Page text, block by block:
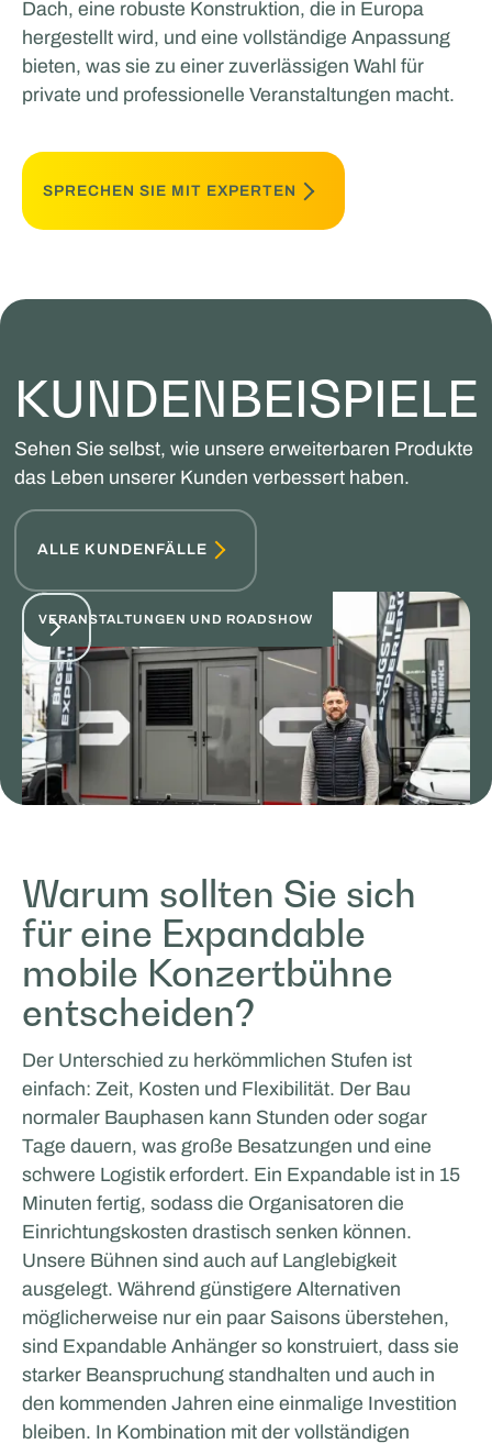
Dach, eine robuste Konstruktion, die in Europa
hergestellt wird, und eine vollständige Anpassung
bieten, was sie zu einer zuverlässigen Wahl für
private und professionelle Veranstaltungen macht.
SPRECHEN SIE MIT EXPERTEN
KUNDENBEISPIELE
Sehen Sie selbst, wie unsere erweiterbaren Produkte
das Leben unserer Kunden verbessert haben.
ALLE KUNDENFÄLLE
VERANSTALTUNGEN UND ROADSHOW
Choup's - Roadshow Expert
VERANSTALTUNGEN UND ROADSHOW
Eurotech Sports & Events
FILM- UND PRODUKTIONSUNTERSTÜTZUNG
Warum sollten Sie sich
für eine Expandable
mobile Konzertbühne
entscheiden?
Der Unterschied zu herkömmlichen Stufen ist
einfach: Zeit, Kosten und Flexibilität. Der Bau
normaler Bauphasen kann Stunden oder sogar
Tage dauern, was große Besatzungen und eine
schwere Logistik erfordert. Ein Expandable ist in 15
Minuten fertig, sodass die Organisatoren die
Einrichtungskosten drastisch senken können.
Unsere Bühnen sind auch auf Langlebigkeit
ausgelegt. Während günstigere Alternativen
möglicherweise nur ein paar Saisons überstehen,
sind Expandable Anhänger so konstruiert, dass sie
starker Beanspruchung standhalten und auch in
den kommenden Jahren eine einmalige Investition
bleiben. In Kombination mit der vollständigen